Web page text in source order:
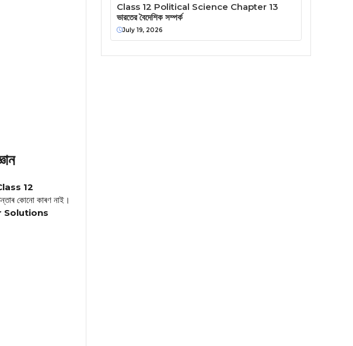
12
কোনো কাৰণ নাই।
Solutions
Class 12 Political Science Chapter 13
ভারতের বৈদেশিক সম্পর্ক
July 19, 2026